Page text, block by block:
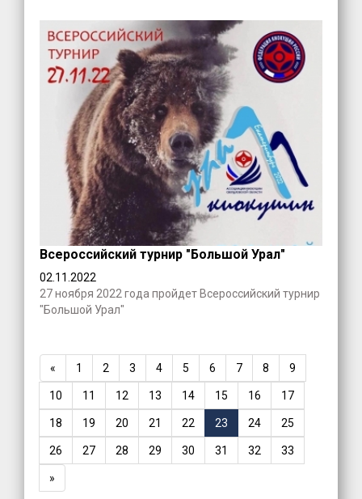
Всероссийский турнир "Большой Урал"
02.11.2022
27 ноября 2022 года пройдет Всероссийский турнир
"Большой Урал"
« 1 2 3 4 5 6 7 8 9
10 11 12 13 14 15 16 17
18 19 20 21 22 23 24 25
26 27 28 29 30 31 32 33
»